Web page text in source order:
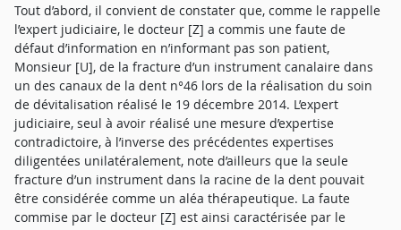
Tout d’abord, il convient de constater que, comme le rappelle
l’expert judiciaire, le docteur [Z] a commis une faute de
défaut d’information en n’informant pas son patient,
Monsieur [U], de la fracture d’un instrument canalaire dans
un des canaux de la dent n°46 lors de la réalisation du soin
de dévitalisation réalisé le 19 décembre 2014. L’expert
judiciaire, seul à avoir réalisé une mesure d’expertise
contradictoire, à l’inverse des précédentes expertises
diligentées unilatéralement, note d’ailleurs que la seule
fracture d’un instrument dans la racine de la dent pouvait
être considérée comme un aléa thérapeutique. La faute
commise par le docteur [Z] est ainsi caractérisée par le